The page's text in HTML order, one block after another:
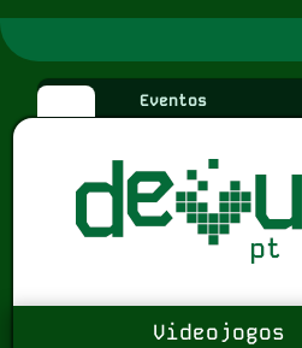
Eventos
Videojogos